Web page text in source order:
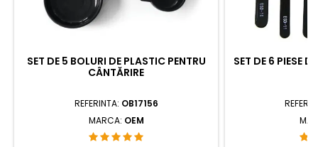
SET DE 5 BOLURI DE PLASTIC PENTRU
CÂNTĂRIRE
REFERINTA: OB17156
MARCA: OEM
SET DE 6 PIESE